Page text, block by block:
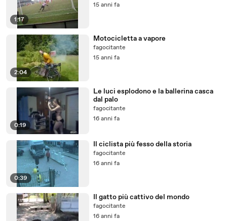
1:17
15 anni fa
2:04
Motocicletta a vapore
fagocitante
15 anni fa
0:19
Le luci esplodono e la ballerina casca
dal palo
fagocitante
16 anni fa
0:39
Il ciclista più fesso della storia
fagocitante
16 anni fa
Il gatto più cattivo del mondo
fagocitante
16 anni fa